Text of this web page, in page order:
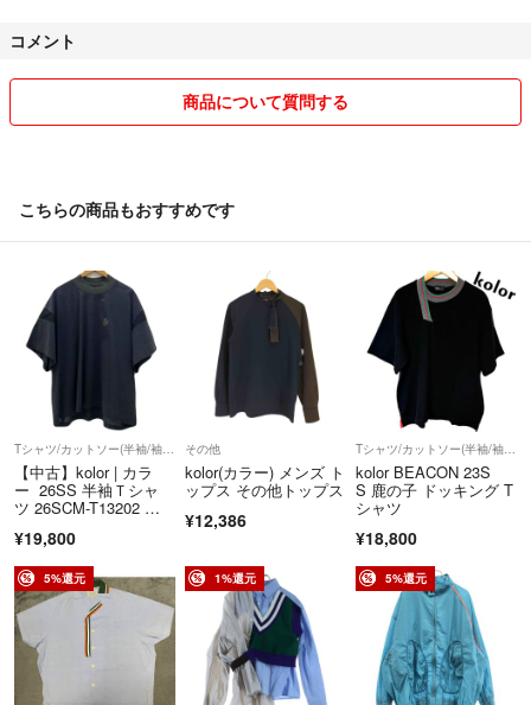
⭕️サイズ表記✨
✔️トラブルを防ぐために、平置き採寸の寸法も載せております。
表記サイズのみではなく、お持ちのお洋服を参考にして頂くことをオスス
メいたします。
※着画はお受けしておりません。
※素人採寸のため、多少の誤差は御容赦下さい。
➰➰➰➰➰➰➰➰➰➰➰➰➰➰
✨✨【300円割引き】 ✨✨
➰➰➰➰➰➰➰➰➰➰➰➰➰➰
⭕️フォロー割引きの方法はカンタンです❗️
①ご購入前にフォロー下さい！✨
②「フォローしました」とコメントください！✨
③「300円」お安くさせていただきます！✨
(もちろん、即購入 も大歓迎です❗️✨)
コメント
商品について質問する
こちらの商品もおすすめです
【中古】kolor | カラ
ー 26SS 半袖Ｔシャ
ツ 26SCM-T13202 グ
小牧店】
¥19,800
その他
kolor(カラー) メンズ ト
ップス その他トップス
¥12,386
Tシャツ/カットソー(半袖/袖なし)
kolor BEACON 23S
S 鹿の子 ドッキング T
シャツ
¥18,800
5%還元 1%還元 5%還元